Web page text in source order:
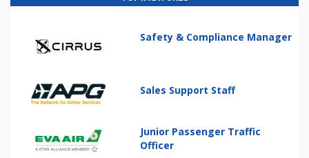
Safety & Compliance Manager
Sales Support Staff
Junior Passenger Traffic
Officer